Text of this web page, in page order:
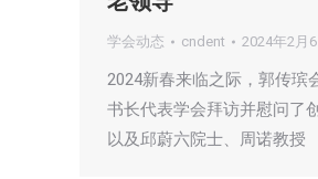
学会动态 cndent 2024年2月6
2024新春来临之际，郭传瑸
书长代表学会拜访并慰问了
以及邱蔚六院士、周诺教授